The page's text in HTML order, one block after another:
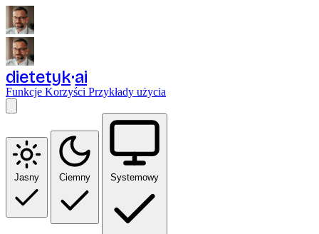
dietetyk ai
Funkcje Korzyści Przykłady użycia
Jasny Ciemny Systemowy